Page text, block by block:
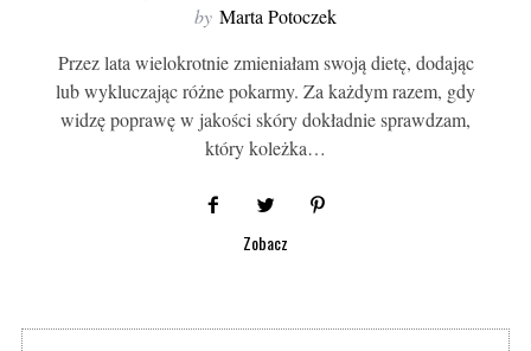
by Marta Potoczek
Przez lata wielokrotnie zmieniałam swoją dietę, dodając
lub wykluczając różne pokarmy. Za każdym razem, gdy
widzę poprawę w jakości skóry dokładnie sprawdzam,
który koleżka…
Zobacz